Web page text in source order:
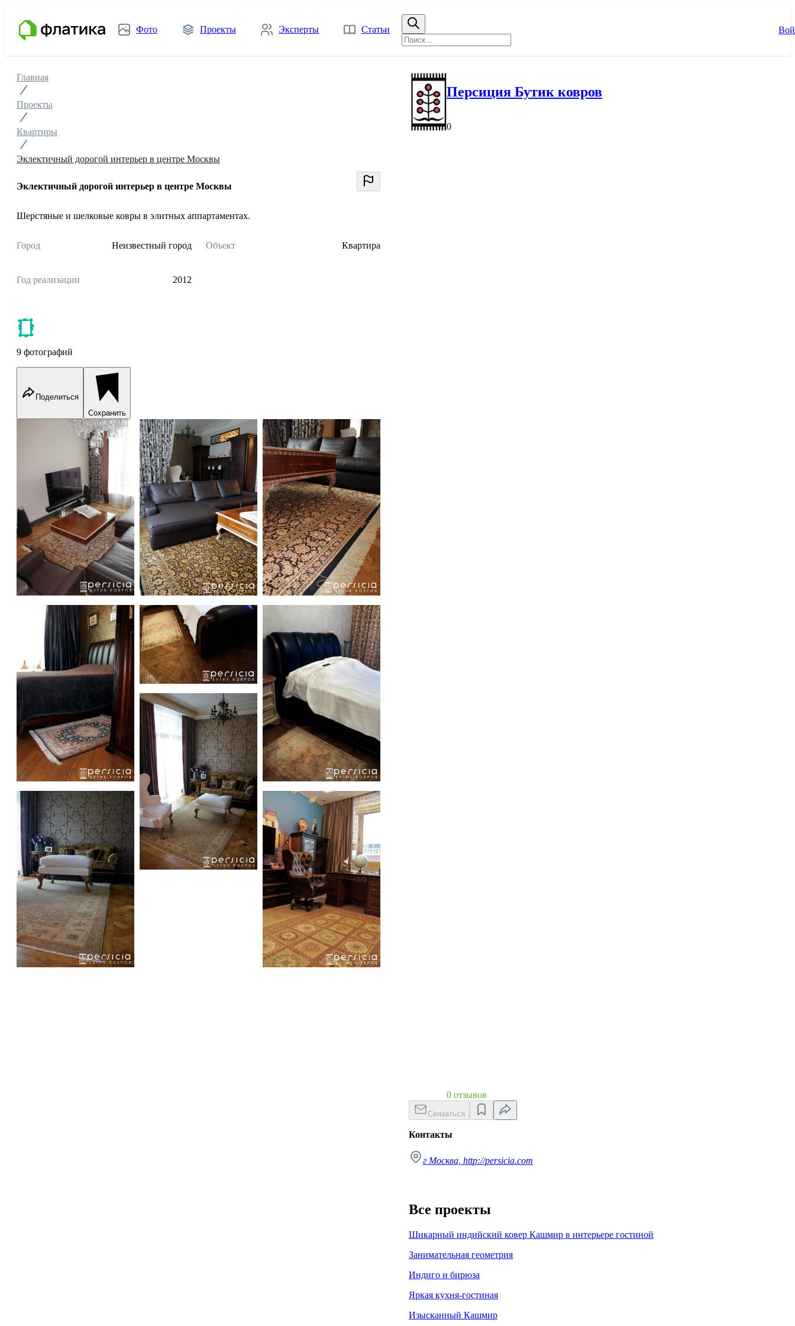
Фото Проекты Эксперты Статьи
Главная
Проекты
Квартиры
Эклектичный дорогой интерьер в центре Москвы
Эклектичный дорогой интерьер в центре Москвы
Шерстяные и шелковые ковры в элитных аппартаментах.
Город Неизвестный город Объект Квартира
Год реализации 2012
9 фотографий
Поделиться
Сохранить
Various Handmade Rugs in an Eclectic Luxury Appartment in Moscow
Various Handmade Rugs in an Eclectic Luxury Appartment in Moscow
Various Handmade Rugs in an Eclectic Luxury Appartment in Moscow
Various Handmade Rugs in an Eclectic Luxury Appartment in Moscow
Various Handmade Rugs in an Eclectic Luxury Appartment in Moscow
Various Handmade Rugs in an Eclectic Luxury Appartment in Moscow
Various Handmade Rugs in an Eclectic Luxury Appartment in Moscow
Various Handmade Rugs in an Eclectic Luxury Appartment in MoscowVarious Handmade Rugs in an Eclectic Luxury Appartment in Moscow
Персиция Бутик ковров
0
0 отзывов
Связаться
Контакты
г Москва, http://persicia.com
Все проекты
Шикарный индийский ковер Кашмир в интерьере гостиной
Занимательная геометрия
Индиго и бирюза
Яркая кухня-гостиная
Изысканный Кашмир